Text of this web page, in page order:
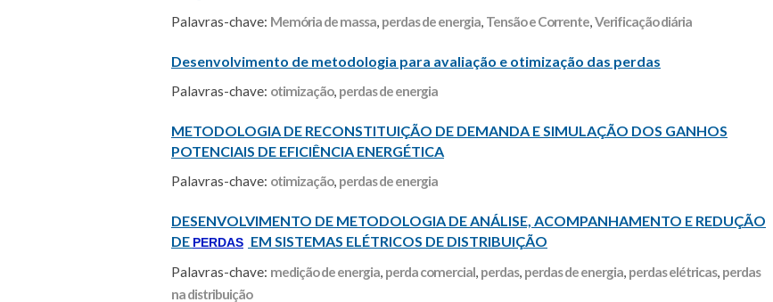
Palavras-chave: Memória de massa, perdas de energia, Tensão e Corrente,Verificação diária
Desenvolvimento de metodologia para avaliação e otimização das perdas
Palavras-chave: otimização, perdas de energia
METODOLOGIA DE RECONSTITUIÇÃO DE DEMANDA E SIMULAÇÃO DOS GANHOS
POTENCIAIS DE EFICIÊNCIA ENERGÉTICA
Palavras-chave: otimização, perdas de energia
DESENVOLVIMENTO DE METODOLOGIA DE ANÁLISE, ACOMPANHAMENTO E REDUÇÃO
DE PERDAS EM SISTEMAS ELÉTRICOS DE DISTRIBUIÇÃO
Palavras-chave: medição de energia, perda comercial, perdas, perdas de energia, perdas elétricas, perdas
na distribuição